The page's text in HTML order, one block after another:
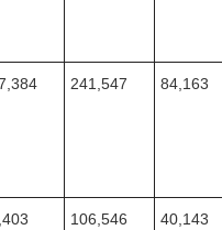
241,547 84,163
106,546 40,143